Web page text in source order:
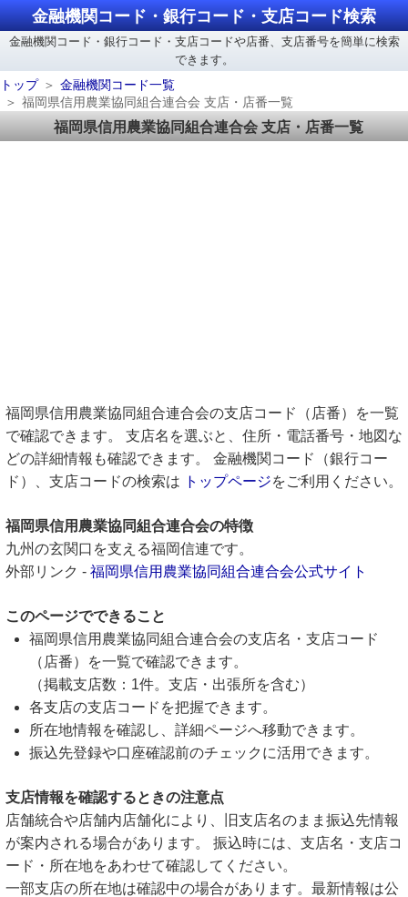
金融機関コード・銀行コード・支店コード検索
金融機関コード・銀行コード・支店コードや店番、支店番号を簡単に検索
できます。
トップ
金融機関コード一覧
福岡県信用農業協同組合連合会 支店・店番一覧
福岡県信用農業協同組合連合会 支店・店番一覧
福岡県信用農業協同組合連合会の支店コード（店番）を一覧
で確認できます。 支店名を選ぶと、住所・電話番号・地図な
どの詳細情報も確認できます。 金融機関コード（銀行コー
ド）、支店コードの検索は
トップページをご利用ください。
福岡県信用農業協同組合連合会の特徴
九州の玄関口を支える福岡信連です。
外部リンク - 福岡県信用農業協同組合連合会公式サイト
このページでできること
福岡県信用農業協同組合連合会の支店名・支店コード
（店番）を一覧で確認できます。
（掲載支店数：1件。支店・出張所を含む）
各支店の支店コードを把握できます。
所在地情報を確認し、詳細ページへ移動できます。
振込先登録や口座確認前のチェックに活用できます。
支店情報を確認するときの注意点
店舗統合や店舗内店舗化により、旧支店名のまま振込先情報
が案内される場合があります。 振込時には、支店名・支店コ
ード・所在地をあわせて確認してください。
一部支店の所在地は確認中の場合があります。最新情報は公